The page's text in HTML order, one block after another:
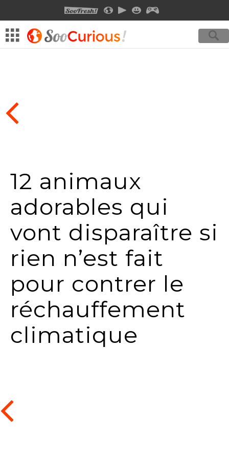
SOOFRESHSOOCURIOUS
SOOMOTION
SOOSMILE
12 animaux
adorables qui
vont disparaître si
rien n’est fait
pour contrer le
réchauffement
climatique